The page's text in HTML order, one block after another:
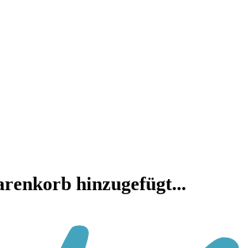
hinzugefügt...